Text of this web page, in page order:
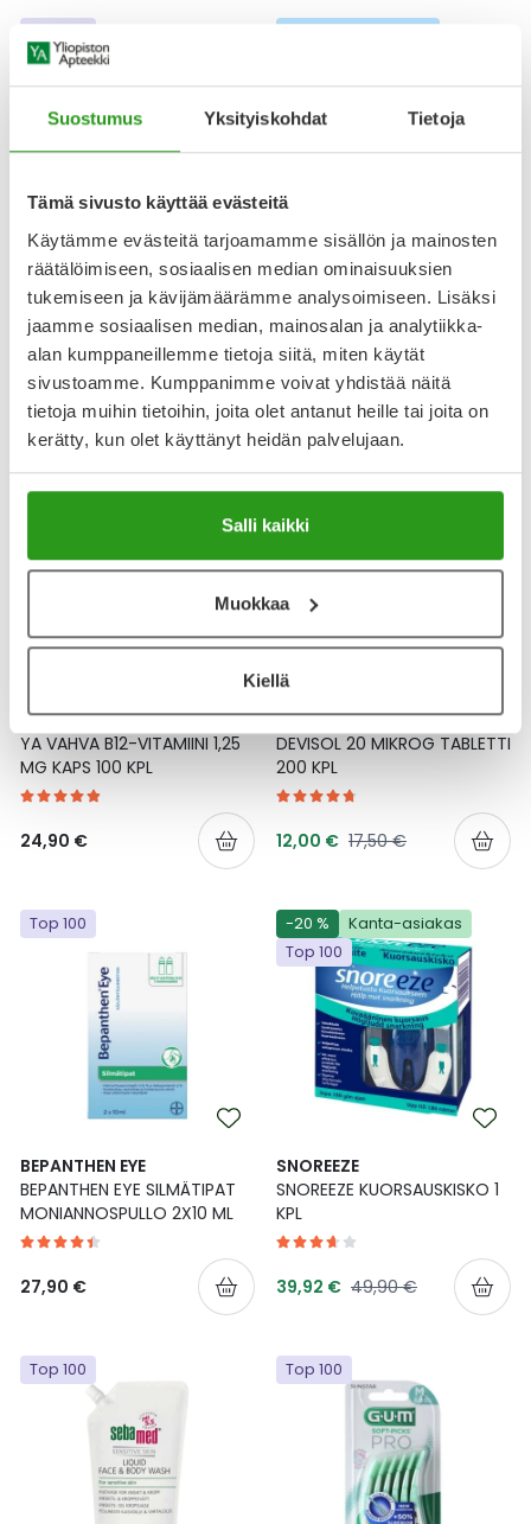
Suostumus Yksityiskohdat Tietoja
Tämä sivusto käyttää evästeitä
Käytämme evästeitä tarjoamamme sisällön ja mainosten
räätälöimiseen, sosiaalisen median ominaisuuksien
tukemiseen ja kävijämäärämme analysoimiseen. Lisäksi
jaamme sosiaalisen median, mainosalan ja analytiikka-
alan kumppaneillemme tietoja siitä, miten käytät
sivustoamme. Kumppanimme voivat yhdistää näitä
tietoja muihin tietoihin, joita olet antanut heille tai joita on
kerätty, kun olet käyttänyt heidän palvelujaan.
Salli kaikki
Muokkaa
Kiellä
Top 100
MULTIVITA
MULTIVITA OMEGALIVE
STRONG KAPS 100 KPL
21,50 €
Pysyvästi edullinen
SYMBIOSYS ALFLOREX
SYMBIOSYS ALFLOREX KAPS
30 KPL
24,90 €
Top 100
YA-TUOTESARJA
YA VAHVA B12-VITAMIINI 1,25
MG KAPS 100 KPL
24,90 €
Tasaraha
Kanta-asiakas
DEVISOL
DEVISOL 20 MIKROG TABLETTI
200 KPL
Tarjoushinta
12,00 € Normaalihinta
17,50 €
Top 100
BEPANTHEN EYE
BEPANTHEN EYE SILMÄTIPAT
MONIANNOSPULLO 2X10 ML
27,90 €
-20 %
Kanta-asiakas
Top 100
SNOREEZE
SNOREEZE KUORSAUSKISKO 1
KPL
Tarjoushinta
39,92 € Normaalihinta
49,90 €
Top 100 Top 100